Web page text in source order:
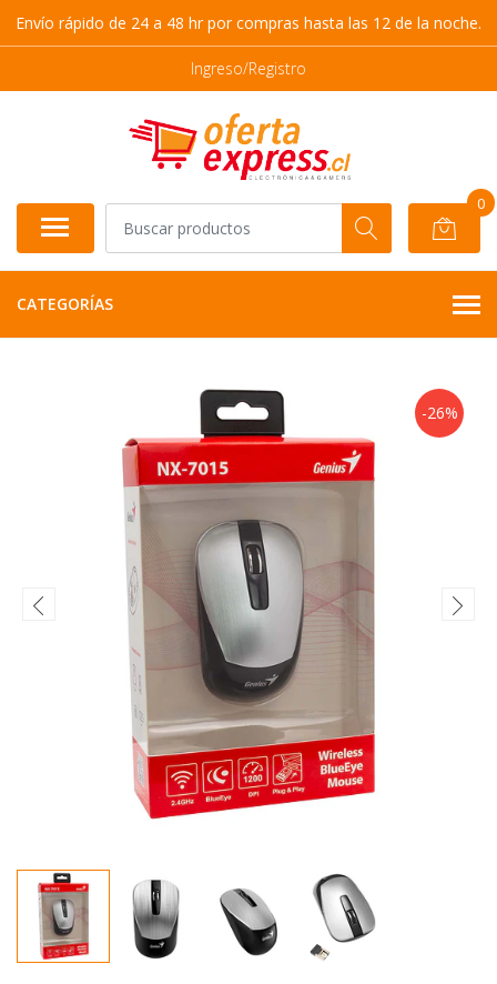
Envío rápido de 24 a 48 hr por compras hasta las 12 de la noche.
Ingreso/Registro
0
CATEGORÍAS
-26%